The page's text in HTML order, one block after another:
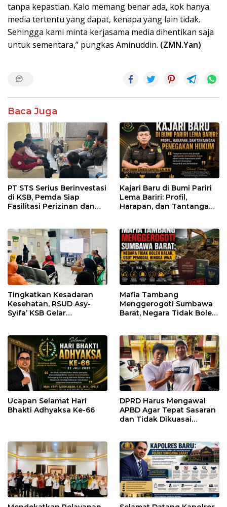
tanpa kepastian. Kalo memang benar ada, kok hanya
media tertentu yang dapat, kenapa yang lain tidak.
Sehingga kami minta kerjasama media dihentikan saja
untuk sementara,” pungkas Aminuddin. (ZMN.Yan)
Baca Juga
PT STS Serius Berinvestasi
di KSB, Pemda Siap
Fasilitasi Perizinan dan
Kajari Baru di Bumi Pariri
Lema Bariri: Profil,
Harapan, dan Tantangan
Tingkatkan Kesadaran
Kesehatan, RSUD Asy-
Syifa’ KSB Gelar
Mafia Tambang
Menggerogoti Sumbawa
Barat, Negara Tidak Boleh
Ucapan Selamat Hari
Bhakti Adhyaksa Ke-66
DPRD Harus Mengawal
APBD Agar Tepat Sasaran
dan Tidak Dikuasai